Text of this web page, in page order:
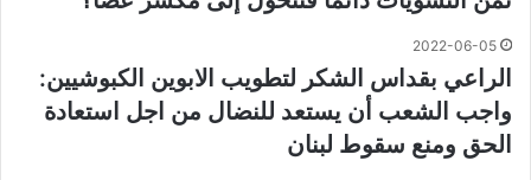
2022-06-05
الراعي بقداس الشكر لتطويب الابوين الكبوشيين:
واجب الشعب أن يستعد للنضال من اجل استعادة
الحق ومنع سقوط لبنان